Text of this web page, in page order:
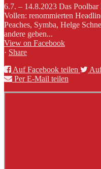
6.7. – 14.8.2023 Das
Vollen: renommierten
Peaches, Symba, Helge
andere geben...
View on Facebook
· Share
Auf Facebook teilen
Per E-Mail teilen